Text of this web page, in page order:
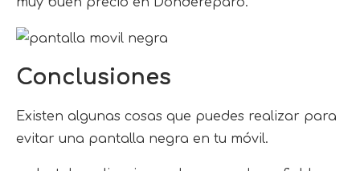
Conclusiones
Existen algunas cosas que puedes realizar para
evitar una pantalla negra en tu móvil.